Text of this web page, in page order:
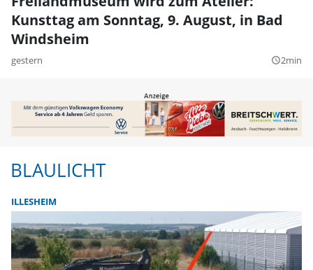
Kunsttag am Sonntag, 9. August, in Bad
Windsheim
gestern query_builder2min
BLAULICHT
ILLESHEIM